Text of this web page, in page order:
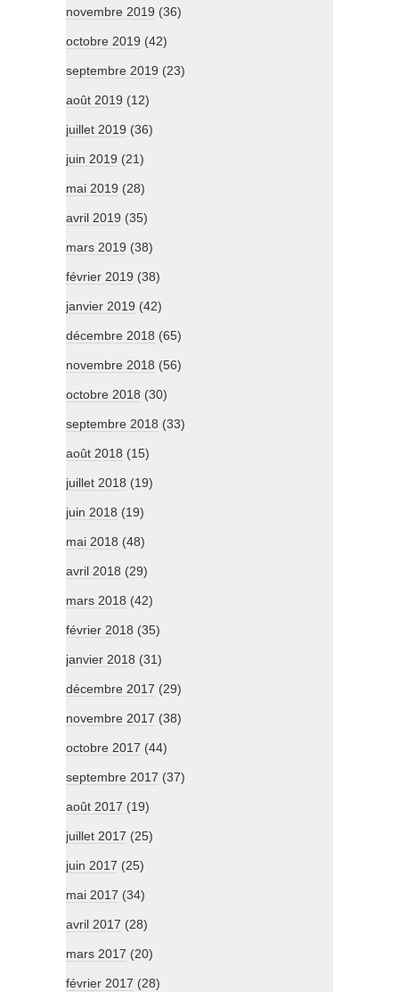
novembre 2019 (36)
octobre 2019 (42)
septembre 2019 (23)
août 2019 (12)
juillet 2019 (36)
juin 2019 (21)
mai 2019 (28)
avril 2019 (35)
mars 2019 (38)
février 2019 (38)
janvier 2019 (42)
décembre 2018 (65)
novembre 2018 (56)
octobre 2018 (30)
septembre 2018 (33)
août 2018 (15)
juillet 2018 (19)
juin 2018 (19)
mai 2018 (48)
avril 2018 (29)
mars 2018 (42)
février 2018 (35)
janvier 2018 (31)
décembre 2017 (29)
novembre 2017 (38)
octobre 2017 (44)
septembre 2017 (37)
août 2017 (19)
juillet 2017 (25)
juin 2017 (25)
mai 2017 (34)
avril 2017 (28)
mars 2017 (20)
février 2017 (28)